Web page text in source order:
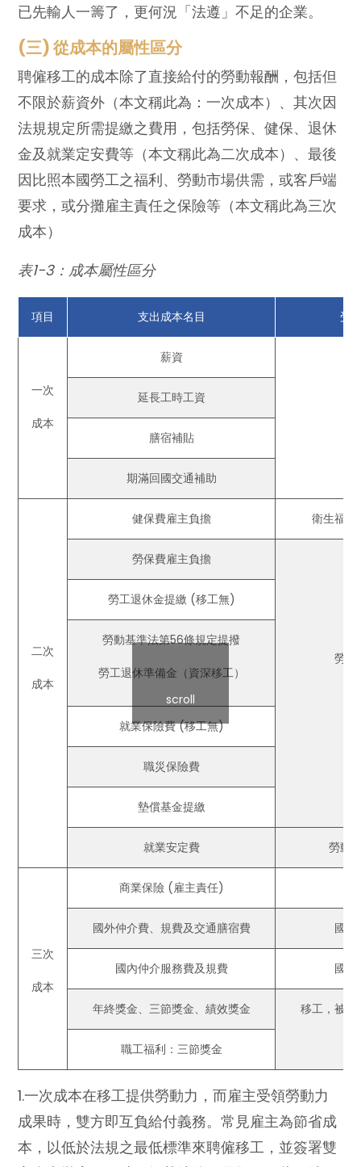
已先輸人一籌了，更何況「法遵」不足的企業。
(三) 從成本的屬性區分
聘僱移工的成本除了直接給付的勞動報酬，包括但
不限於薪資外（本文稱此為：一次成本）、其次因
法規規定所需提繳之費用，包括勞保、健保、退休
金及就業定安費等（本文稱此為二次成本）、最後
因比照本國勞工之福利、勞動市場供需，或客戶端
要求，或分攤雇主責任之保險等（本文稱此為三次
成本）
表1-3：成本屬性區分
scroll
項目 支出成本名目 受
一次
成本
薪資
延長工時工資
膳宿補貼
期滿回國交通補助
二次
成本
健保費雇主負擔 衛生福利
勞保費雇主負擔
勞動
勞工退休金提繳 (移工無)
勞動基準法第56條規定提撥
勞工退休準備金（資深移工）
就業保險費 (移工無)
職災保險費
墊償基金提繳
就業安定費 勞動
三次
成本
商業保險 (雇主責任)
國外仲介費、規費及交通膳宿費 國外
國內仲介服務費及規費 國內
年終獎金、三節獎金、績效獎金 移工，被要
職工福利：三節獎金
1.一次成本在移工提供勞動力，而雇主受領勞動力
成果時，雙方即互負給付義務。常見雇主為節省成
本，以低於法規之最低標準來聘僱移工，並簽署雙